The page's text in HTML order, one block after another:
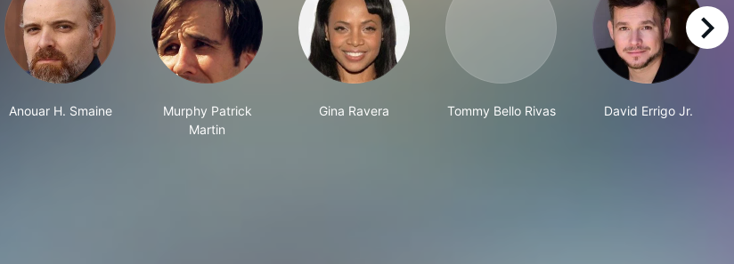
Anouar H. Smaine
Murphy Patrick
Martin
Gina Ravera Tommy Bello Rivas David Errigo Jr.
right